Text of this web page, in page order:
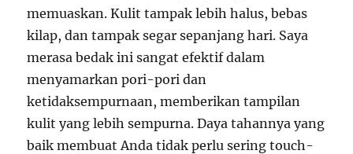
memuaskan. Kulit tampak lebih halus, bebas
kilap, dan tampak segar sepanjang hari. Saya
merasa bedak ini sangat efektif dalam
menyamarkan pori-pori dan
ketidaksempurnaan, memberikan tampilan
kulit yang lebih sempurna. Daya tahannya yang
baik membuat Anda tidak perlu sering touch-